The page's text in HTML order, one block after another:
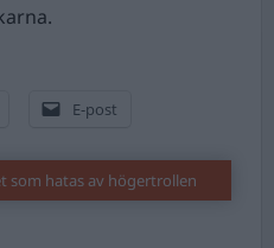
E-post
som hatas av högertrollen